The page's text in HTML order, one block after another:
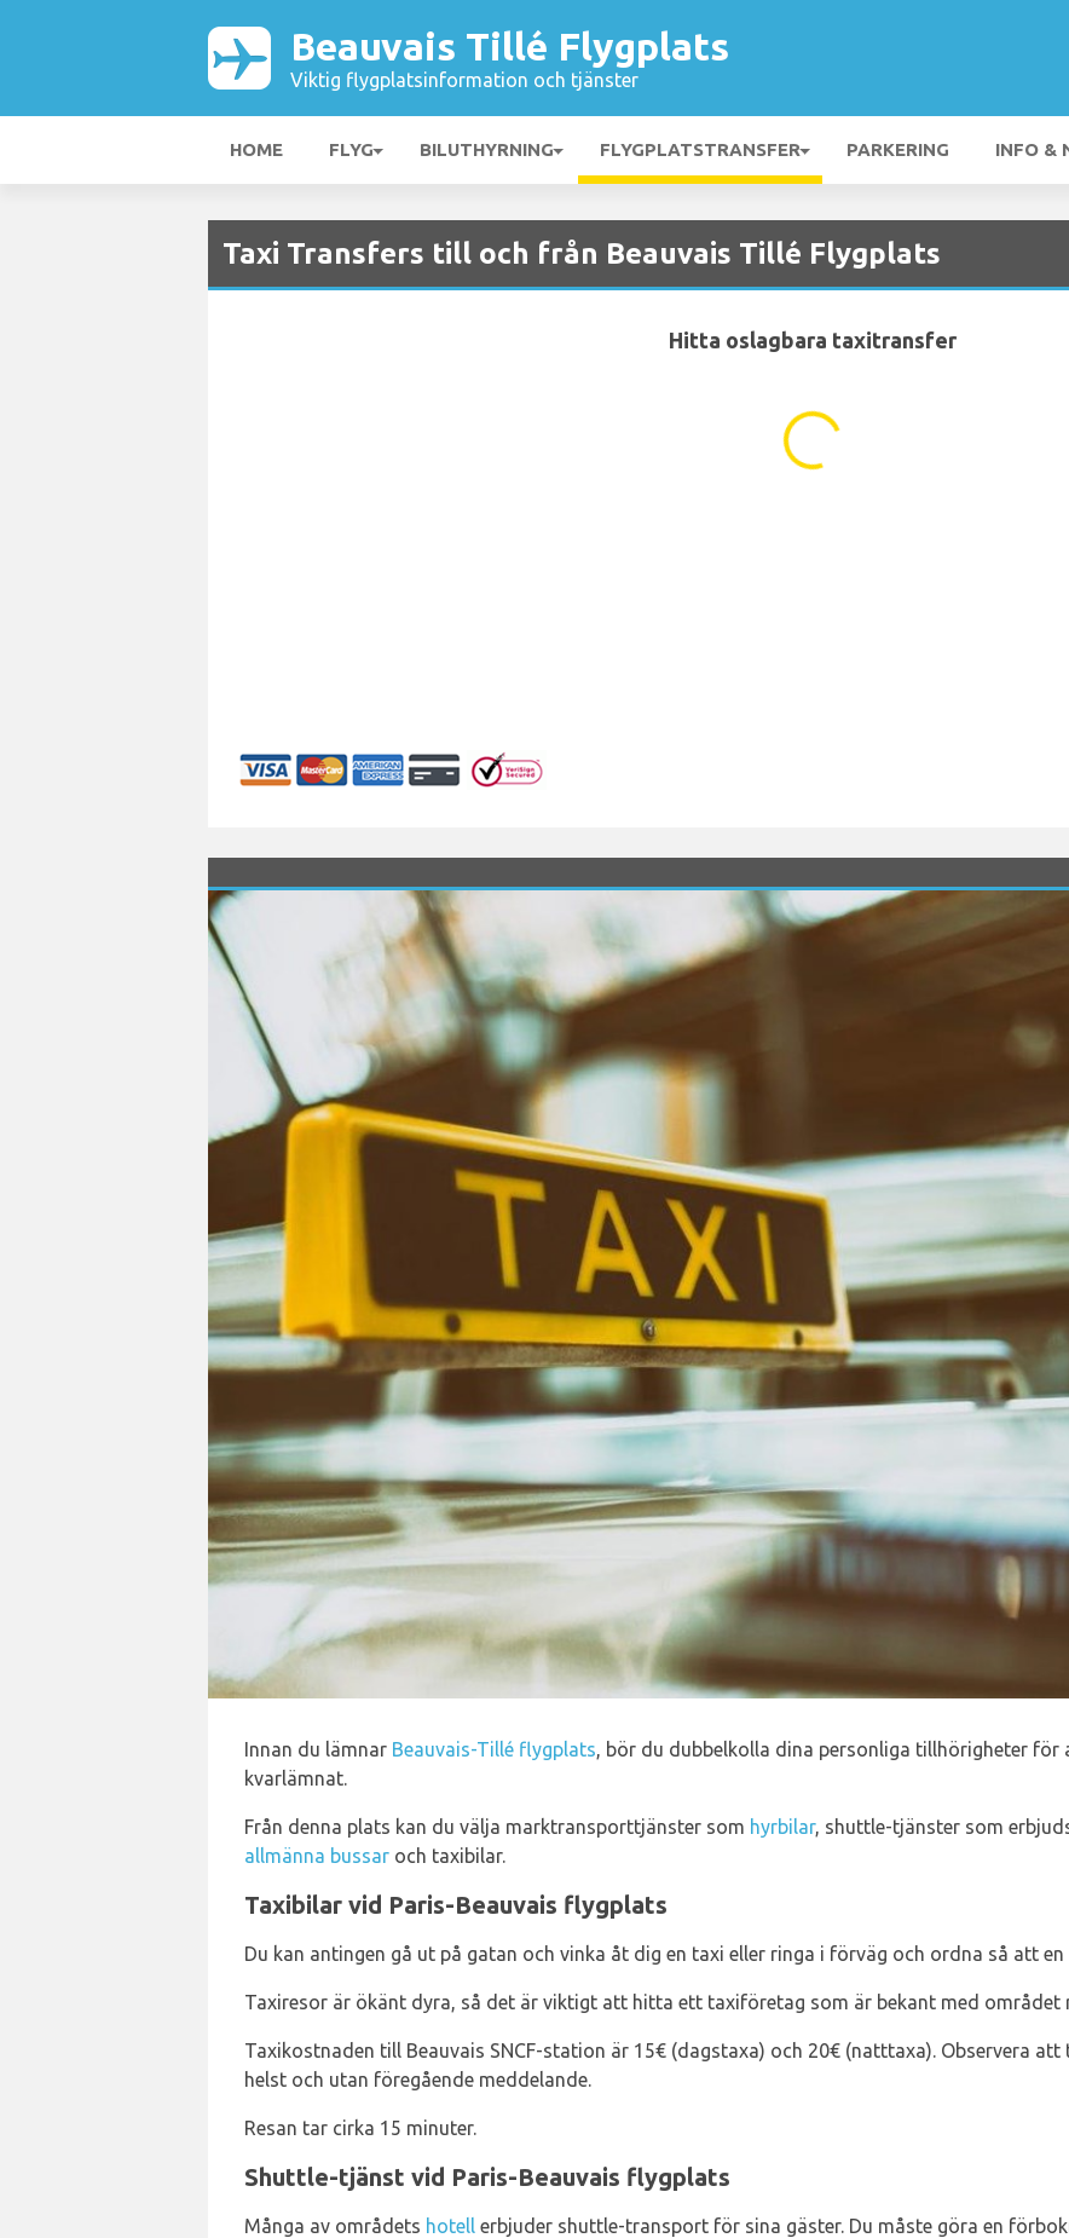
Beauvais Tillé Flygplats
Viktig flygplatsinformation och tjänster
HOME FLYG BILUTHYRNING FLYGPLATSTRANSFER PARKERING INFO &
Taxi Transfers till och från Beauvais Tillé Flygplats
Hitta oslagbara taxitransfer
...
Innan du lämnar Beauvais-Tillé flygplats, bör du dubbelkolla dina personliga tillhörigheter
kvarlämnat.
Från denna plats kan du välja marktransporttjänster som hyrbilar, shuttle-tjänster som
allmänna bussar och taxibilar.
Taxibilar vid Paris-Beauvais flygplats
Du kan antingen gå ut på gatan och vinka åt dig en taxi eller ringa i förväg och ordna så att
Taxiresor är ökänt dyra, så det är viktigt att hitta ett taxiföretag som är bekant med området
Taxikostnaden till Beauvais SNCF-station är 15€ (dagstaxa) och 20€ (natttaxa). Observera
helst och utan föregående meddelande.
Resan tar cirka 15 minuter.
Shuttle-tjänst vid Paris-Beauvais flygplats
Många av områdets hotell erbjuder shuttle-transport för sina gäster. Du måste göra en